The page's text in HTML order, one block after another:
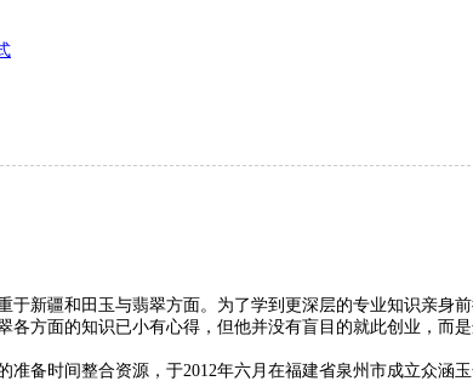
新疆和田玉与翡翠方面。为了学到更深层的专业知识亲身前
方面的知识已小有心得，但他并没有盲目的就此创业，而
备时间整合资源，于2012年六月在福建省泉州市成立众涵